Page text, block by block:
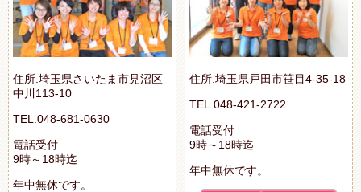
住所.埼玉県さいたま市見沼区
中川113-10
TEL.048-681-0630
電話受付
9時～18時迄
年中無休です。
住所.埼玉県戸田市笹目4-35-18
TEL.048-421-2722
電話受付
9時～18時迄
年中無休です。